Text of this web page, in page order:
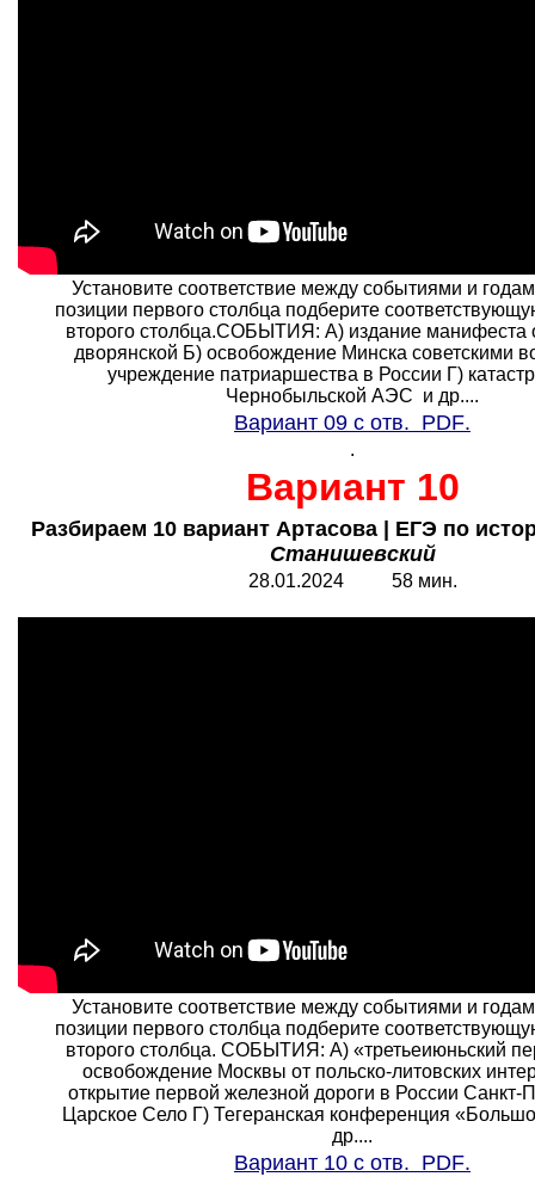
Установите соответствие между событиями и
позиции первого столбца подберите
второго столбца.СОБЫТИЯ: A) издание манифеста
дворянской Б) освобождение Минска советскими
учреждение патриаршества в России Г)
Чернобыльской АЭС и др....
Вариант 09 с отв. PDF.
.
Вариант 10
Разбираем 10 вариант Артасова | ЕГЭ по
Станишевский
28.01.2024 58 мин.
Установите соответствие между событиями и
позиции первого столбца подберите
второго столбца. СОБЫТИЯ: A) «третьеиюньский
освобождение Москвы от польско-литовских
открытие первой железной дороги в России Санкт-
Царское Село Г) Тегеранская конференция
др....
Вариант 10 с отв. PDF.